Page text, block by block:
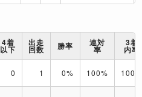
4着
以下
出走
回数 勝率 連対
率
3着
内率
0 1 0% 100%